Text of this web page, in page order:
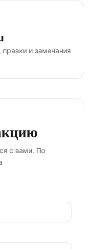
и замечания
с вами. По